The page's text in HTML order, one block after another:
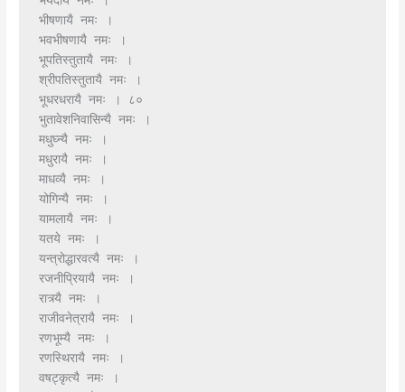
भीषणायै नमः ।
भवभीषणायै नमः ।
भूपतिस्तुतायै नमः ।
श्रीपतिस्तुतायै नमः ।
भूधरधरायै नमः । ८०
भुतावेशनिवासिन्यै नमः ।
मधुघ्न्यै नमः ।
मधुरायै नमः ।
माधव्यै नमः ।
योगिन्यै नमः ।
यामलायै नमः ।
यतये नमः ।
यन्त्रोद्धारवत्यै नमः ।
रजनीप्रियायै नमः ।
रात्र्यै नमः ।
राजीवनेत्रायै नमः ।
रणभूम्यै नमः ।
रणस्थिरायै नमः ।
वषट्कृत्यै नमः ।